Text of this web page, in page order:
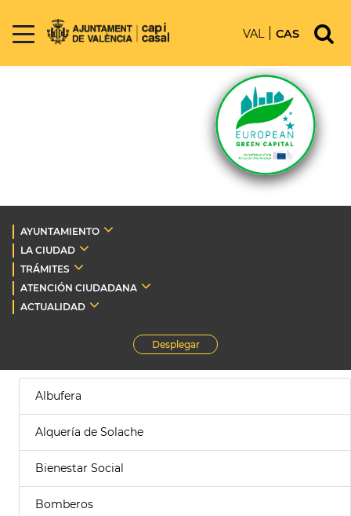
VAL CAS
AYUNTAMIENTO
LA CIUDAD
TRÁMITES
ATENCIÓN CIUDADANA
ACTUALIDAD
Desplegar
Albufera
Alquería de Solache
Bienestar Social
Bomberos